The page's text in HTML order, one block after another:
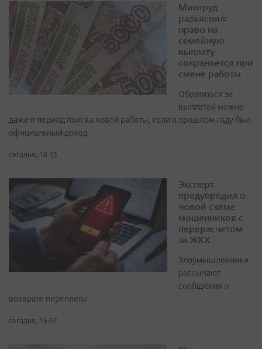
Минтруд
разъяснил:
право на
семейную
выплату
сохраняется при
смене работы
Обратиться за
выплатой можно
даже в период поиска новой работы, если в прошлом году был
официальный доход
сегодня, 18:33
Эксперт
предупредил о
новой схеме
мошенников с
перерасчетом
за ЖКХ
Злоумышленники
рассылают
сообщения о
возврате переплаты
сегодня, 16:07